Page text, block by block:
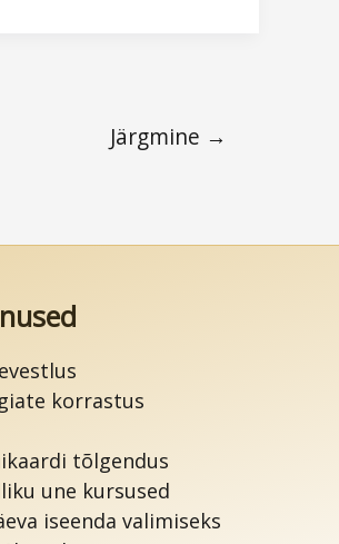
Järgmine →
korrastus
tõlgendus
une kursused
iseenda valimiseks